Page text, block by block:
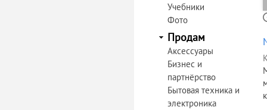
Учебники
Фото
Продам
Аксессуары
Бизнес и
партнёрство
Бытовая техника и
электроника